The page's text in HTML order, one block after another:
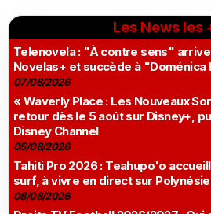
Les News les
Telenovela : "À contre sens"
Novelas+ et succède à
07/08/2026
« Waverly Place : Les Nouveaux
retour dès le 5 août sur Disney+,
Disney Channel
05/08/2026
Tahiti Pro 2026 : Teahupo'o
surf, à vivre en direct sur Polynésie
08/08/2026